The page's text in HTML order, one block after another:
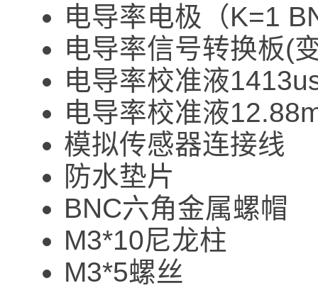
电导率电极（K=1
电导率信号转换板(
电导率校准液
电导率校准液
模拟传感器连接线
防水垫片
BNC六角金属螺帽
M3*10尼龙柱
M3*5螺丝